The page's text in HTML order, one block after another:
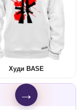
Худи BASE
→